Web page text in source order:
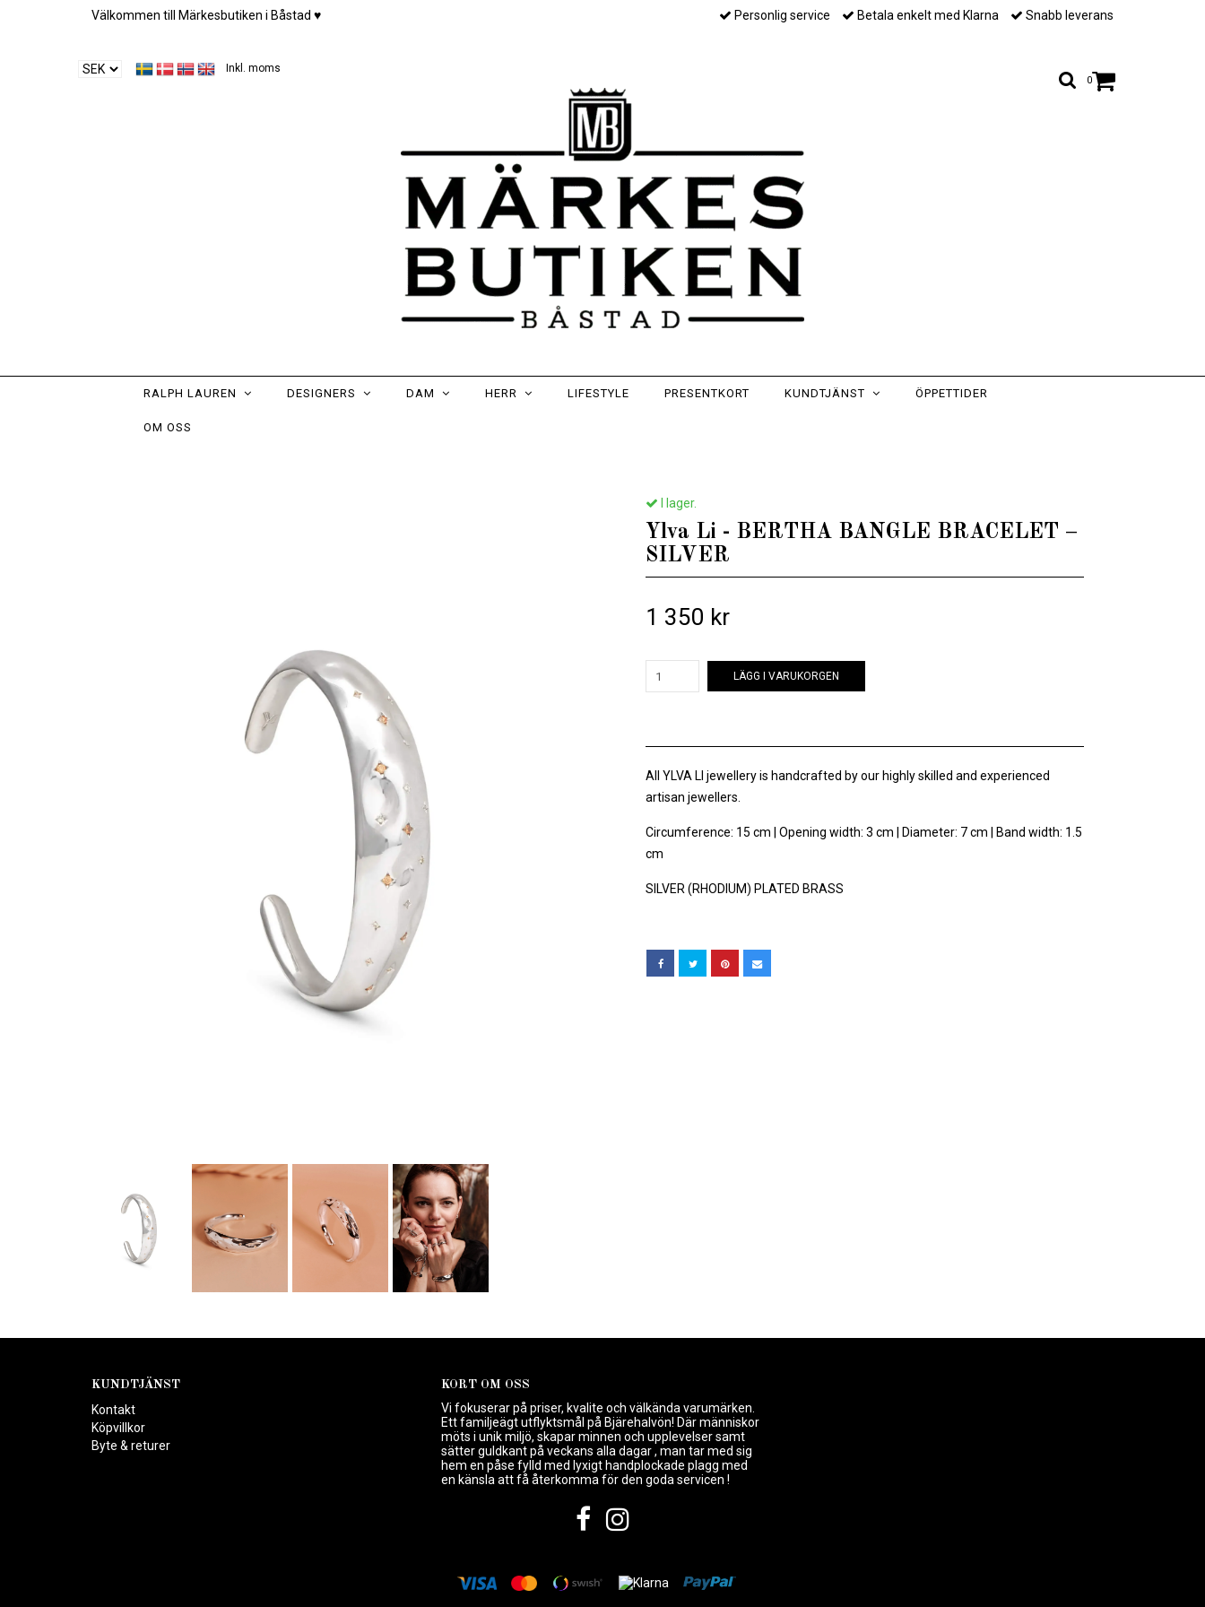
Välkommen till Märkesbutiken i Båstad ♥︎ Personlig service Betala enkelt med Klarna Snabb leverans
0
Inkl. moms
RALPH LAUREN DESIGNERS DAM HERR LIFESTYLE PRESENTKORT KUNDTJÄNST ÖPPETTIDER
OM OSS
I lager.
Ylva Li - BERTHA BANGLE BRACELET –
SILVER
1 350 kr
LÄGG I VARUKORGEN
All YLVA LI jewellery is handcrafted by our highly skilled and experienced
artisan jewellers.
Circumference: 15 cm | Opening width: 3 cm | Diameter: 7 cm | Band width: 1.5
cm
SILVER (RHODIUM) PLATED BRASS
KUNDTJÄNST
Kontakt
Köpvillkor
Byte & returer
KORT OM OSS
Vi fokuserar på priser, kvalite och välkända varumärken.
Ett familjeägt utflyktsmål på Bjärehalvön! Där människor
möts i unik miljö, skapar minnen och upplevelser samt
sätter guldkant på veckans alla dagar , man tar med sig
hem en påse fylld med lyxigt handplockade plagg med
en känsla att få återkomma för den goda servicen !